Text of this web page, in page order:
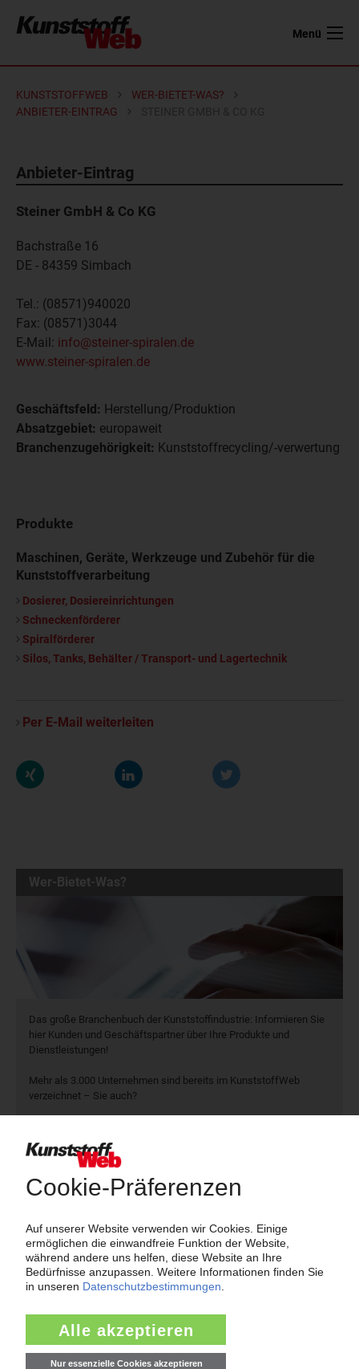
Menü
KUNSTSTOFFWEB
WER-BIETET-WAS?
ANBIETER-EINTRAG
Anbieter-Eintrag
Steiner GmbH & Co KG
Bachstraße 16
DE - 84359 Simbach
Tel.: (08571)940020
Fax: (08571)3044
E-Mail: info@steiner-spiralen.de
www.steiner-spiralen.de
Geschäftsfeld: Herstellung/Produktion
Absatzgebiet: europaweit
Branchenzugehörigkeit: Kunststoffrecycling/-verwertung
Produkte
Maschinen, Geräte, Werkzeuge und Zubehör für die
Kunststoffverarbeitung
Dosierer, Dosiereinrichtungen
Schneckenförderer
Spiralförderer
Silos, Tanks, Behälter / Transport- und Lagertechnik
Per E-Mail weiterleiten
Wer-Bietet-Was?
Das große Branchenbuch der Kunststoffindustrie: Informieren Sie
hier Kunden und Geschäftspartner über Ihre Produkte und
Dienstleistungen!
Mehr als 3.000 Unternehmen sind bereits im KunststoffWeb
verzeichnet – Sie auch?
Über das KunststoffWeb
Als einer der Internet-Pioniere der Kunststoffindustrie
versorgt das KunststoffWeb bereits seit 1996 die Fach-